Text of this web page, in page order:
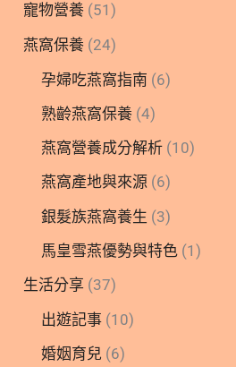
寵物營養 (51)
燕窩保養 (24)
孕婦吃燕窩指南 (6)
熟齡燕窩保養 (4)
燕窩營養成分解析 (10)
燕窩產地與來源 (6)
銀髮族燕窩養生 (3)
馬皇雪燕優勢與特色 (1)
生活分享 (37)
出遊記事 (10)
婚姻育兒 (6)